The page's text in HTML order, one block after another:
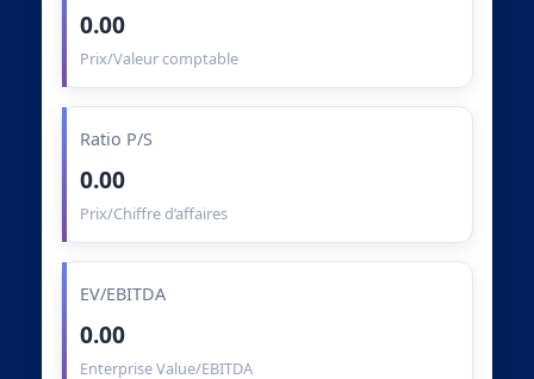
0.00
Prix/Valeur comptable
Ratio P/S
0.00
Prix/Chiffre d’affaires
EV/EBITDA
0.00
Enterprise Value/EBITDA